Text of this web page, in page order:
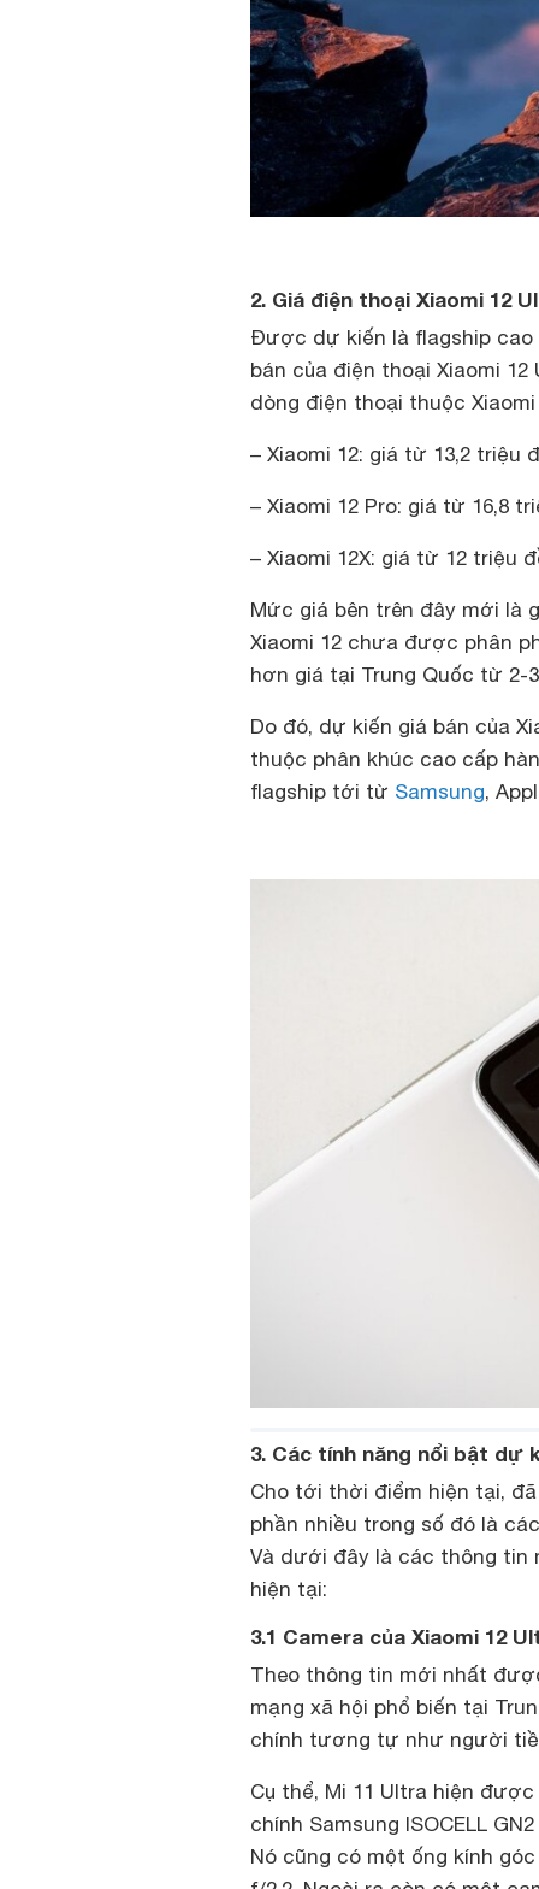
2. Giá điện thoại Xiaomi 12
Được dự kiến là flagship cao
bán của điện thoại Xiaomi
dòng điện thoại thuộc
– Xiaomi 12: giá từ 13,2 triệu
– Xiaomi 12 Pro: giá từ 16,8
– Xiaomi 12X: giá từ 12 triệu
Mức giá bên trên đây mới là
Xiaomi 12 chưa được phân
hơn giá tại Trung Quốc từ 2-
Do đó, dự kiến giá bán của
thuộc phân khúc cao cấp
flagship tới từ Samsung,
3. Các tính năng nổi bật dự
Cho tới thời điểm hiện tại,
phần nhiều trong số đó là
Và dưới đây là các thông
hiện tại:
3.1 Camera của Xiaomi 12
Theo thông tin mới nhất
mạng xã hội phổ biến tại
chính tương tự như người
Cụ thể, Mi 11 Ultra hiện
chính Samsung ISOCELL
Nó cũng có một ống kính